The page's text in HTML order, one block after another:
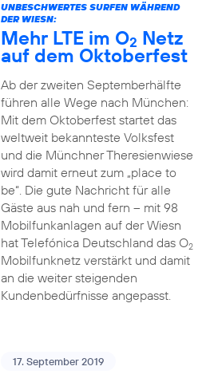
UNBESCHWERTES SURFEN WÄHREND
DER WIESN:
Mehr LTE im O2 Netz
auf dem Oktoberfest
Ab der zweiten Septemberhälfte
führen alle Wege nach München:
Mit dem Oktoberfest startet das
weltweit bekannteste Volksfest
und die Münchner Theresienwiese
wird damit erneut zum „place to
be“. Die gute Nachricht für alle
Gäste aus nah und fern – mit 98
Mobilfunkanlagen auf der Wiesn
hat Telefónica Deutschland das O2
Mobilfunknetz verstärkt und damit
an die weiter steigenden
Kundenbedürfnisse angepasst.
17. September 2019